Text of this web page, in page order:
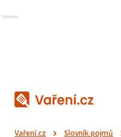
Reklama
Vaření.cz Slovník pojmů